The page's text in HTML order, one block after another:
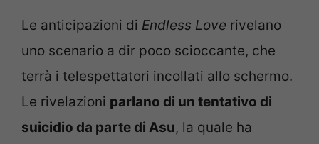
Le anticipazioni di Endless Love rivelano
uno scenario a dir poco scioccante, che
terrà i telespettatori incollati allo schermo.
Le rivelazioni parlano di un tentativo di
suicidio da parte di Asu, la quale ha